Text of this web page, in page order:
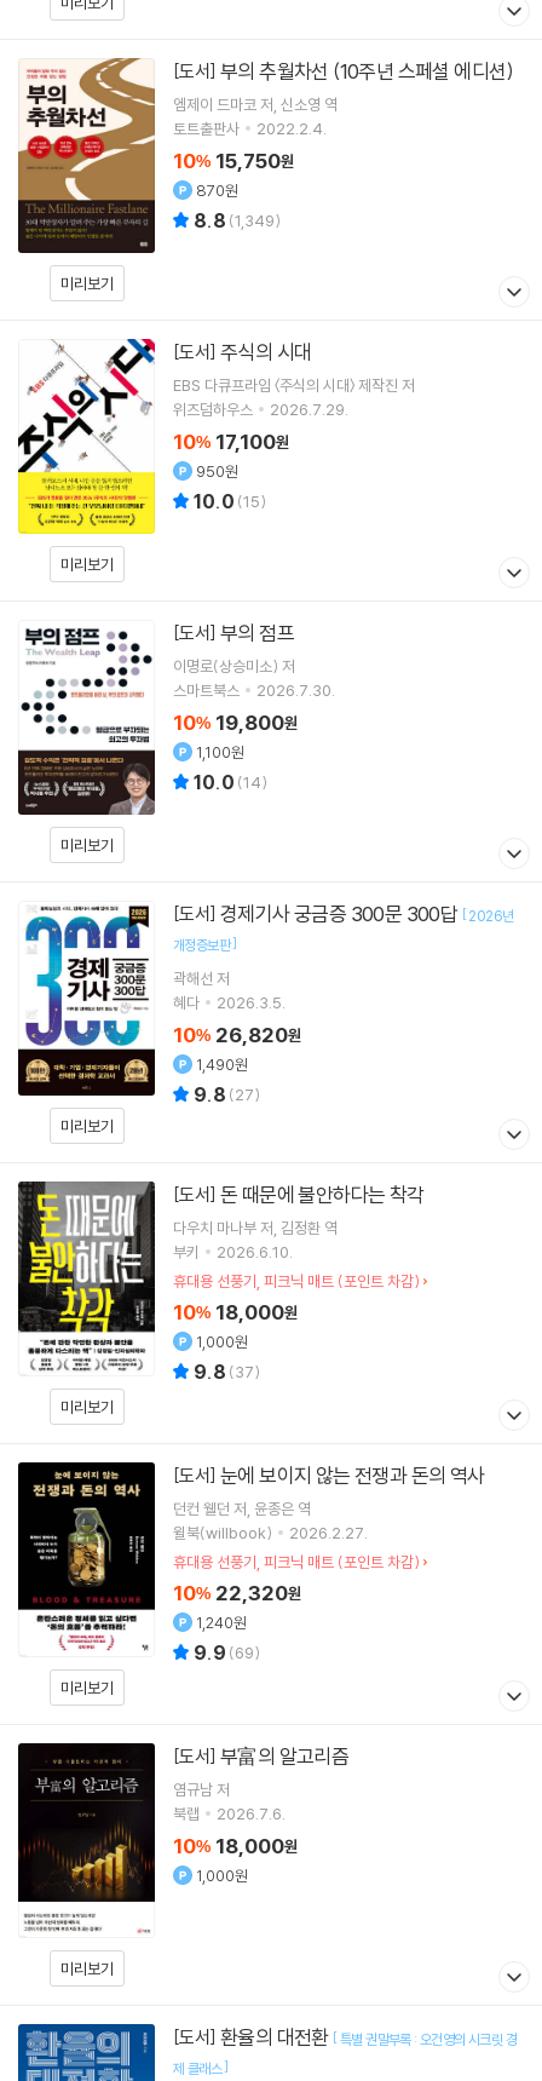
미리보기
[도서] 부의 추월차선 (10주년 스페셜 에디션)
엠제이 드마코 저 신소영 역
토트출판사
2022.2.4.
10% 15,750원
870원
8.8 (1,349)
미리보기
[도서] 주식의 시대
EBS 다큐프라임 〈주식의 시대〉 제작진 저
위즈덤하우스
2026.7.29.
10% 17,100원
950원
10.0 (15)
미리보기
[도서] 부의 점프
이명로(상승미소) 저
스마트북스
2026.7.30.
10% 19,800원
1,100원
10.0 (14)
미리보기
[도서] 경제기사 궁금증 300문 300답 [2026년
개정증보판]
곽해선 저
혜다
2026.3.5.
10% 26,820원
1,490원
9.8 (27)
미리보기
[도서] 돈 때문에 불안하다는 착각
다우치 마나부저 김정환 역
부키
2026.6.10.
휴대용 선풍기, 피크닉 매트 (포인트 차감)
10% 18,000원
1,000원
9.8 (37)
미리보기
[도서] 눈에 보이지 않는 전쟁과 돈의 역사
던컨 웰던 저 윤종은 역
윌북(willbook)
2026.2.27.
휴대용 선풍기, 피크닉 매트 (포인트 차감)
10% 22,320원
1,240원
9.9 (69)
미리보기
[도서] 부富의 알고리즘
염규남저
북랩
2026.7.6.
10% 18,000원
1,000원
[도서] 환율의 대전환 [특별 권말부록 : 오건영의 시크릿 경
제 클래스]